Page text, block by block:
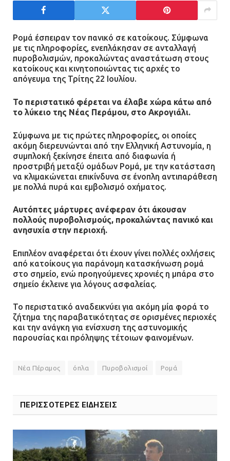
12.07.2026 | 15:07
Άργος: Στη φυλακή οι δύο
αστυνομικοί για τους
πυροβολισμούς κατά του 20χρονου
με αναπηρία
πρωινή διακοπή ρεύματος στη
Μάνδρα
09.07.2026 | 11:12
Φωτιά σε επιχείρηση στον
09.07.2026 | 09:19
Δίωξη για απόπειρα
ανθρωποκτονίας στους δύο
αστυνομικούς
Ομαδικός βιασμός 19χρονης στο
Α.Τ. Ομονοίας: Ο Εισαγγελέας
08.07.2026 | 16:24
Ο δήμαρχος Μάνδρας δώρισε όλους
επεμβάσεων
08.07.2026 | 15:02
Ρομά έσπειραν τον πανικό σε κατοίκους. Σύμφωνα
με τις πληροφορίες, ενεπλάκησαν σε ανταλλαγή
πυροβολισμών, προκαλώντας αναστάτωση στους
κατοίκους και κινητοποιώντας τις αρχές το
απόγευμα της Τρίτης 22 Ιουλίου.
Το περιστατικό φέρεται να έλαβε χώρα κάτω από
το λύκειο της Νέας Περάμου, στο Ακρογιάλι.
Σύμφωνα με τις πρώτες πληροφορίες, οι οποίες
ακόμη διερευνώνται από την Ελληνική Αστυνομία, η
συμπλοκή ξεκίνησε έπειτα από διαφωνία ή
προστριβή μεταξύ ομάδων Ρομά, με την κατάσταση
να κλιμακώνεται επικίνδυνα σε ένοπλη αντιπαράθεση
με πολλά πυρά και εμβολισμό οχήματος.
Αυτόπτες μάρτυρες ανέφεραν ότι άκουσαν
πολλούς πυροβολισμούς, προκαλώντας πανικό και
ανησυχία στην περιοχή.
Επιπλέον αναφέρεται ότι έχουν γίνει πολλές οχλήσεις
από κατοίκους για παράνομη κατασκήνωση ρομά
στο σημείο, ενώ προηγούμενες χρονιές η μπάρα στο
σημείο έκλεινε για λόγους ασφαλείας.
Το περιστατικό αναδεικνύει για ακόμη μία φορά το
ζήτημα της παραβατικότητας σε ορισμένες περιοχές
και την ανάγκη για ενίσχυση της αστυνομικής
παρουσίας και πρόληψης τέτοιων φαινομένων.
Νέα Πέραμος όπλα Πυροβολισμοί Ρομά
ΠΕΡΙΣΣΟΤΕΡΕΣ ΕΙΔΗΣΕΙΣ